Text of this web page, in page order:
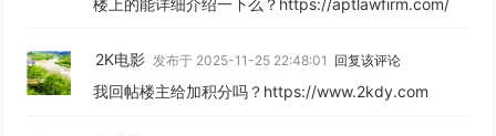
楼上的能详细介绍一下么？https://aptlawfirm.com/
2K电影 发布于 2025-11-25 22:48:01 回复该评论
我回帖楼主给加积分吗？https://www.2kdy.com